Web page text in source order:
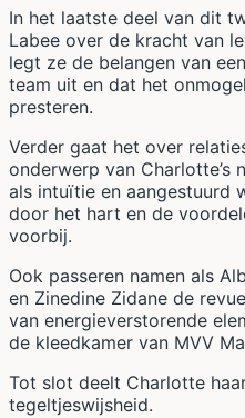
In het laatste deel van dit
Labee over de kracht van
legt ze de belangen van
team uit en dat het
presteren.
Verder gaat het over
onderwerp van Charlotte’s
als intuïtie en aangestuurd
door het hart en de
voorbij.
Ook passeren namen als
en Zinedine Zidane de
van energieverstorende
de kleedkamer van MVV
Tot slot deelt Charlotte
tegeltjeswijsheid.